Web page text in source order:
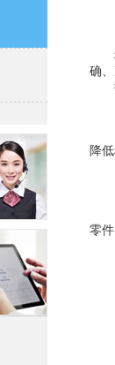
称
确
衡
１
２
３
降
４
５
６
７
零件